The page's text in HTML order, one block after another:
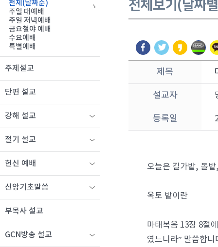
전체보기(날짜
제목
설교자
등록일
오늘은 길가밭, 돌
옥토 밭이란
마태복음 13장 8절
였느니라” 말씀합
전체(날짜순)
주일 대예배
주일 저녁예배
금요철야 예배
수요예배
특별예배
주제설교
단편 설교
강해 설교
절기 설교
헌신 예배
신앙기초말씀
부목사 설교
GCN방송 설교